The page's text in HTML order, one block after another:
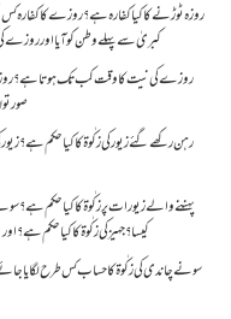
روزہ ٹوڑنے کا کیا کفارہ ہے؟روزے کا کفارہ
کبریٰ سے پہلے وطن کو آیا اور روزے کی
روزے کی نیت کا وقت کب تک ہوتا ہے؟
رہن رکھے گئے زیور کی زکٰوۃ کا کیا حکم ہے؟زیور
پہننے والے زیورات پر زکٰوۃ کا کیا حکم ہے؟
کیسا؟ جہیز کی زکٰوۃ کا کیا حکم ہے؟
سونے چاندی کی زکٰوۃ کا حساب کس طرح لگایا